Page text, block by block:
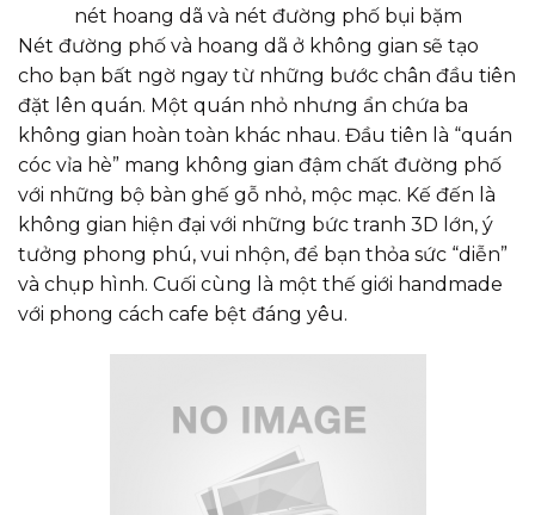
nét hoang dã và nét đường phố bụi bặm
Nét đường phố và hoang dã ở không gian sẽ tạo
cho bạn bất ngờ ngay từ những bước chân đầu tiên
đặt lên quán. Một quán nhỏ nhưng ẩn chứa ba
không gian hoàn toàn khác nhau. Đầu tiên là “quán
cóc vỉa hè” mang không gian đậm chất đường phố
với những bộ bàn ghế gỗ nhỏ, mộc mạc. Kế đến là
không gian hiện đại với những bức tranh 3D lớn, ý
tưởng phong phú, vui nhộn, để bạn thỏa sức “diễn”
và chụp hình. Cuối cùng là một thế giới handmade
với phong cách cafe bệt đáng yêu.